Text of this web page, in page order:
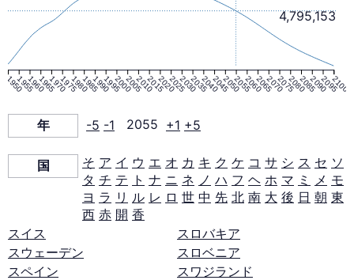
ラ
ミ
ッ
ド
2055
年
1950195519601965197019751980198519901995200020052010201520202025203020352040204520502055206020652070207520802085209020952100
4,795,153
年 -5 -1 2055 +1 +5
国 そ ア イ ウ エ オ カ キ ク ケ コ サ シ ス セ ソ
タ チ テ ト ナ ニ ネ ノ ハ フ ヘ ホ マ ミ メ モ
ヨ ラ リ ル レ ロ 世 中 先 北 南 大 後 日 朝 東
西 赤 開 香
スイス
スウェーデン
スペイン
スロバキア
スロベニア
スワジランド